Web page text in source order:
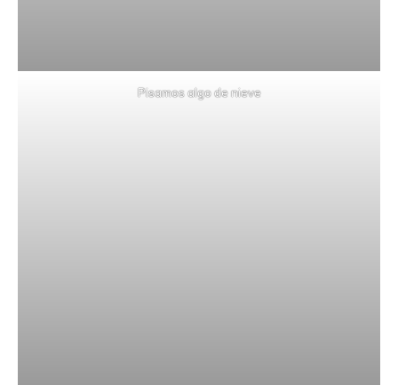
Pisamos algo de nieve